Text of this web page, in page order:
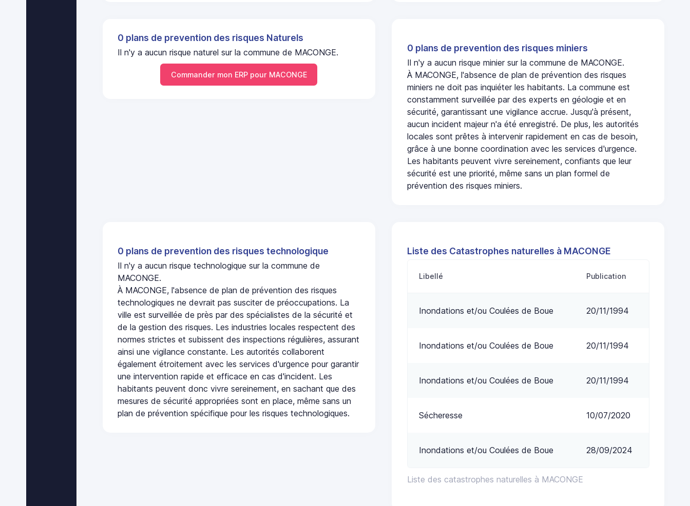
0 plans de prevention des risques Naturels
Il n'y a aucun risque naturel sur la commune de MACONGE.
Commander mon ERP pour MACONGE
0 plans de prevention des risques miniers
Il n'y a aucun risque minier sur la commune de MACONGE.
À MACONGE, l'absence de plan de prévention des risques
miniers ne doit pas inquiéter les habitants. La commune est
constamment surveillée par des experts en géologie et en
sécurité, garantissant une vigilance accrue. Jusqu'à présent,
aucun incident majeur n'a été enregistré. De plus, les autorités
locales sont prêtes à intervenir rapidement en cas de besoin,
grâce à une bonne coordination avec les services d'urgence.
Les habitants peuvent vivre sereinement, confiants que leur
sécurité est une priorité, même sans un plan formel de
prévention des risques miniers.
0 plans de prevention des risques technologique
Il n'y a aucun risque technologique sur la commune de
MACONGE.
À MACONGE, l'absence de plan de prévention des risques
technologiques ne devrait pas susciter de préoccupations. La
ville est surveillée de près par des spécialistes de la sécurité et
de la gestion des risques. Les industries locales respectent des
normes strictes et subissent des inspections régulières, assurant
ainsi une vigilance constante. Les autorités collaborent
également étroitement avec les services d'urgence pour garantir
une intervention rapide et efficace en cas d'incident. Les
habitants peuvent donc vivre sereinement, en sachant que des
mesures de sécurité appropriées sont en place, même sans un
plan de prévention spécifique pour les risques technologiques.
Liste des Catastrophes naturelles à MACONGE
Liste des catastrophes naturelles à MACONGE
Libellé Publication
Inondations et/ou Coulées de Boue 20/11/1994
Inondations et/ou Coulées de Boue 20/11/1994
Inondations et/ou Coulées de Boue 20/11/1994
Sécheresse 10/07/2020
Inondations et/ou Coulées de Boue 28/09/2024